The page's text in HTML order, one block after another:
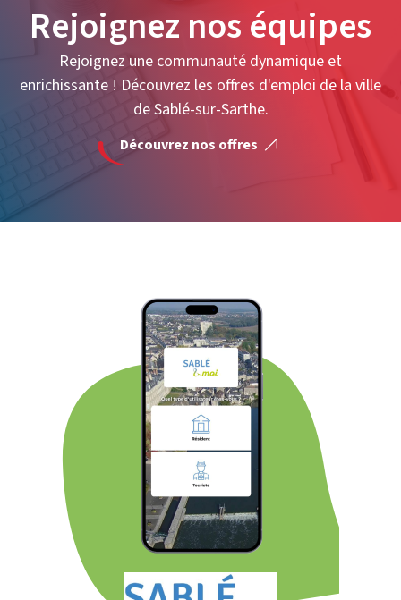
Rejoignez nos équipes
Rejoignez une communauté dynamique et
enrichissante ! Découvrez les offres d'emploi de la ville
de Sablé-sur-Sarthe.
Découvrez nos offres